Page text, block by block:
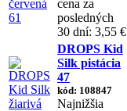
cena za
posledných
30 dní: 3,55 €
DROPS Kid
Silk pistácia
47
kód: 108847
Najnižšia